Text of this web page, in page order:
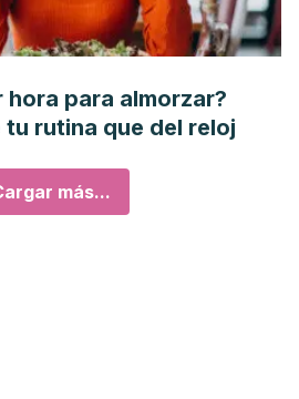
hora para almorzar?
tu rutina que del reloj
más...